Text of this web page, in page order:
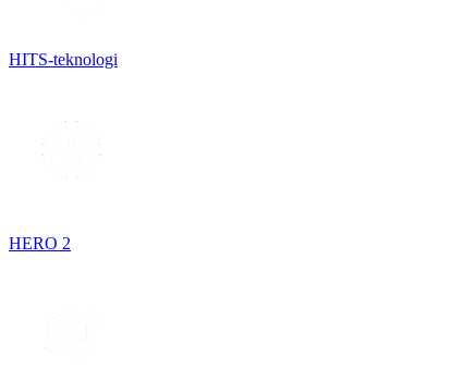
HITS-teknologi
HERO 2